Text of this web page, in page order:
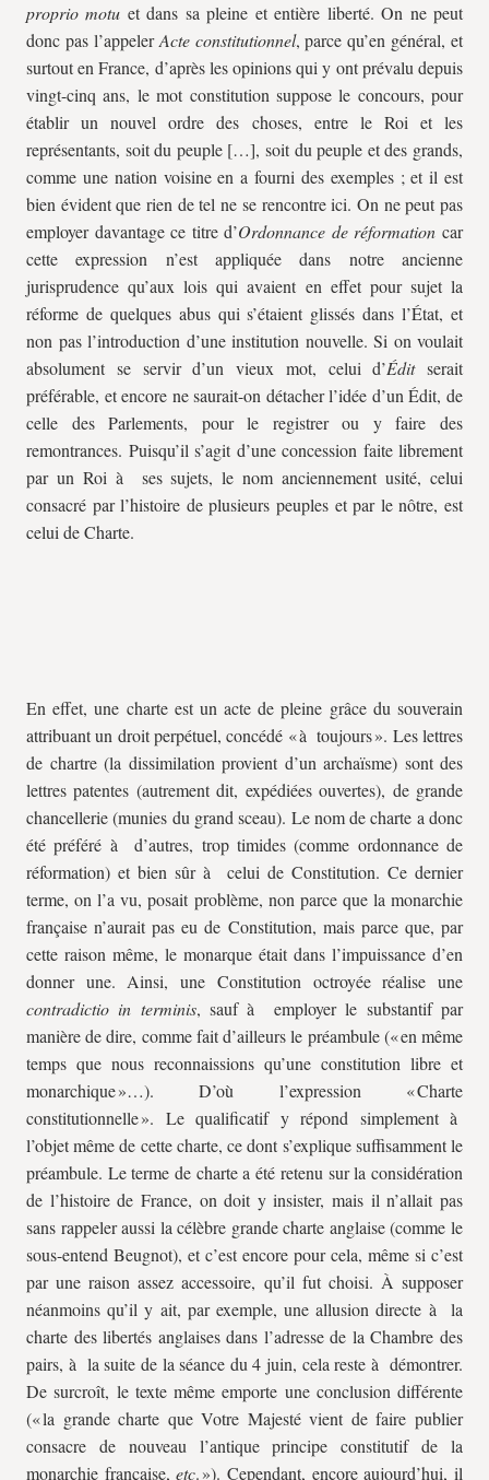
proprio motu et dans sa pleine et entière liberté. On ne peut
donc pas l’appelerActe constitutionnel, parce qu’en général, et
surtout en France, d’après les opinions qui y ont prévalu depuis
vingt-cinq ans, le mot constitution suppose le concours, pour
établir un nouvel ordre des choses, entre le Roi et les
représentants, soit du peuple […], soit du peuple et des grands,
comme une nation voisine en a fourni des exemples ; et il est
bien évident que rien de tel ne se rencontre ici. On ne peut pas
employer davantage ce titre d’Ordonnance de réformation car
cette expression n’est appliquée dans notre ancienne
jurisprudence qu’aux lois qui avaient en effet pour sujet la
réforme de quelques abus qui s’étaient glissés dans l’État, et
non pas l’introduction d’une institution nouvelle. Si on voulait
absolument se servir d’un vieux mot, celui d’Éditserait
préférable, et encore ne saurait-on détacher l’idée d’un Édit, de
celle des Parlements, pour le registrer ou y faire des
remontrances. Puisqu’il s’agit d’une concession faite librement
par un Roi à ses sujets, le nom anciennement usité, celui
consacré par l’histoire de plusieurs peuples et par le nôtre, est
celui de Charte.
En effet, une charte est un acte de pleine grâce du souverain
attribuant un droit perpétuel, concédé « à toujours ». Les lettres
de chartre (la dissimilation provient d’un archaïsme) sont des
lettres patentes (autrement dit, expédiées ouvertes), de grande
chancellerie (munies du grand sceau). Le nom de charte a donc
été préféré à d’autres, trop timides (comme ordonnance de
réformation) et bien sûr à celui de Constitution. Ce dernier
terme, on l’a vu, posait problème, non parce que la monarchie
française n’aurait pas eu de Constitution, mais parce que, par
cette raison même, le monarque était dans l’impuissance d’en
donner une. Ainsi, une Constitution octroyée réalise une
contradictio in terminis, sauf à employer le substantif par
manière de dire, comme fait d’ailleurs le préambule (« en même
temps que nous reconnaissions qu’une constitution libre et
monarchique »…). D’où l’expression « Charte
constitutionnelle ». Le qualificatif y répond simplement à
l’objet même de cette charte, ce dont s’explique suffisamment le
préambule. Le terme de charte a été retenu sur la considération
de l’histoire de France, on doit y insister, mais il n’allait pas
sans rappeler aussi la célèbre grande charte anglaise (comme le
sous-entend Beugnot), et c’est encore pour cela, même si c’est
par une raison assez accessoire, qu’il fut choisi. À supposer
néanmoins qu’il y ait, par exemple, une allusion directe à la
charte des libertés anglaises dans l’adresse de la Chambre des
pairs, à la suite de la séance du 4 juin, cela reste à démontrer.
De surcroît, le texte même emporte une conclusion différente
(« la grande charte que Votre Majesté vient de faire publier
consacre de nouveau l’antique principe constitutif de la
monarchie française,etc. »). Cependant, encore aujourd’hui, il